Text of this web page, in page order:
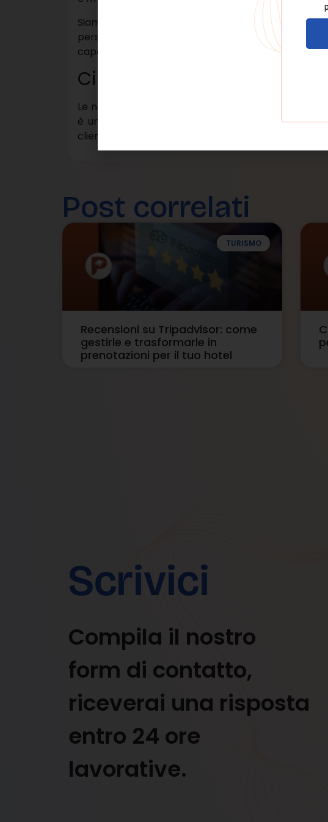
Siamo tornati con uno zaino pieno di spunti,
personalizzandoli e adattandoli alle diverse
capacità di vestire i panni del clienti la vera forza.
Ci torneremo ancora!
Le nostre valige sono già pronte per tornare anche
è un nostro dovere, un impegno che prendiamo
cliente, perché è facile spacciarsi per professionisti,
Post correlati
TURISMO
Recensioni su Tripadvisor: come
gestirle e trasformarle in
prenotazioni per il tuo hotel
Scrivici
Compila il nostro
form di contatto,
riceverai una risposta
entro 24 ore
lavorative.